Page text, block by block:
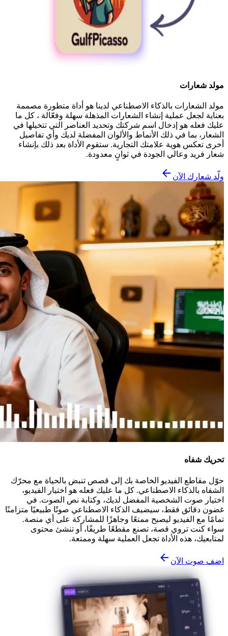
مولد شعارات
مولد الشعارات بالذكاء الاصطناعي لدينا هو أداة متطورة مصممة
بعناية لجعل عملية إنشاء الشعارات المذهلة سهلة وفعّالة ، كل ما
عليك فعله هو إدخال اسم شركتك وتحديد العناصر التي تتخيلها في
الشعار، بما في ذلك الأنماط والألوان المفضلة لديك وأي تفاصيل
أخرى تعكس هوية علامتك التجارية. ستقوم الأداة بعد ذلك بإنشاء
شعار فريد وعالي الجودة في ثوانٍ معدودة.
ولّد شعارك الآن
تحريك شفاه
حوّل مقاطع الفيديو الخاصة بك إلى قصص تنبض بالحياة مع محرّك
الشفاه بالذكاء الاصطناعي. كل ما عليك فعله هو اختيار الفيديو،
اختيار صوت الشخصية المفضل لديك، وكتابة نص الصوت. في
غضون دقائق فقط، سيضيف الذكاء الاصطناعي صوتًا طبيعيًا متزامنًا
تمامًا مع الفيديو ليصبح ممتعًا وجاهزًا للمشاركة على أي منصة.
سواء كنت تروي قصة، تصنع مقطعًا طريفًا، أو تنشئ محتوى
لمتابعيك، هذه الأداة تجعل العملية سهلة وممتعة.
اضف صوت الآن